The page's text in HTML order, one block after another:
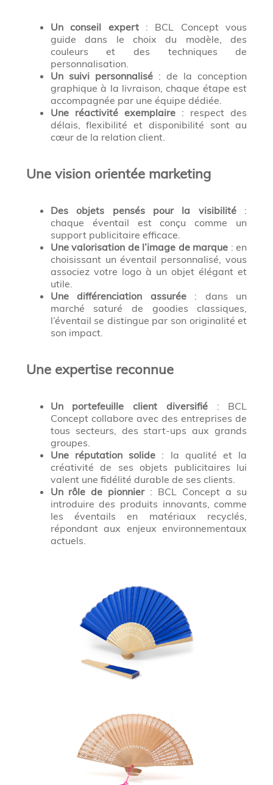
Un conseil expert: BCL Concept vous
guide dans le choix du modèle, des
couleurs et des techniques de
personnalisation.
Un suivi personnalisé: de la conception
graphique à la livraison, chaque étape est
accompagnée par une équipe dédiée.
Une réactivité exemplaire: respect des
délais, flexibilité et disponibilité sont au
cœur de la relation client.
Une vision orientée marketing
Des objets pensés pour la visibilité:
chaque éventail est conçu comme un
support publicitaire efficace.
Une valorisation de l’image de marque : en
choisissant un éventail personnalisé, vous
associez votre logo à un objet élégant et
utile.
Une différenciation assurée: dans un
marché saturé de goodies classiques,
l’éventail se distingue par son originalité et
son impact.
Une expertise reconnue
Un portefeuille client diversifié: BCL
Concept collabore avec des entreprises de
tous secteurs, des start-ups aux grands
groupes.
Une réputation solide : la qualité et la
créativité de ses objets publicitaires lui
valent une fidélité durable de ses clients.
Un rôle de pionnier: BCL Concept a su
introduire des produits innovants, comme
les éventails en matériaux recyclés,
répondant aux enjeux environnementaux
actuels.